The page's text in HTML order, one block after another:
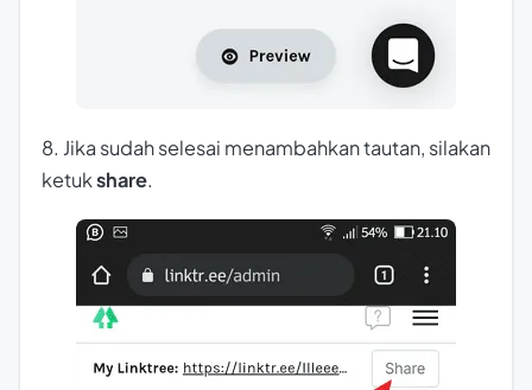
8. Jika sudah selesai menambahkan tautan, silakan
ketukshare.